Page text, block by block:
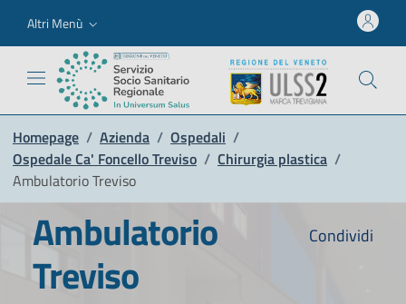
Altri Menù
Homepage / Azienda / Ospedali /
Ospedale Ca' Foncello Treviso / Chirurgia plastica /
Ambulatorio Treviso
Condividi
Ambulatorio
Treviso